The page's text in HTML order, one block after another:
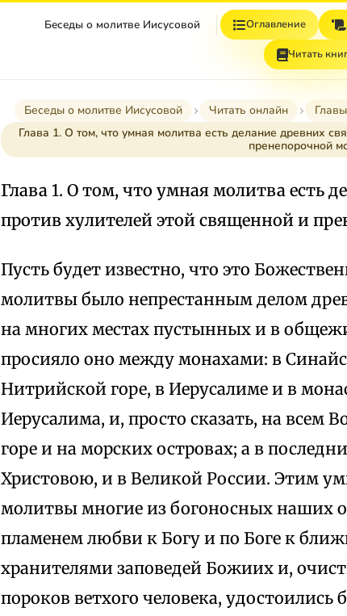
Беседы о молитве Иисусовой Оглавление
Читать
Беседы о молитве Иисусовой Читать онлайн
Глава 1. О том, что умная молитва есть делание древних
пренепорочной
Глава 1. О том, что умная молитва есть
против хулителей этой священной и
Пусть будет известно, что это
молитвы было непрестанным делом
на многих местах пустынных и в
просияло оно между монахами: в
Нитрийской горе, в Иерусалиме и в
Иерусалима, и, просто сказать, на всем
горе и на морских островах; а в
Христовою, и в Великой России. Этим
молитвы многие из богоносных наших
пламенем любви к Богу и по Боге к
хранителями заповедей Божиих и,
пороков ветхого человека,